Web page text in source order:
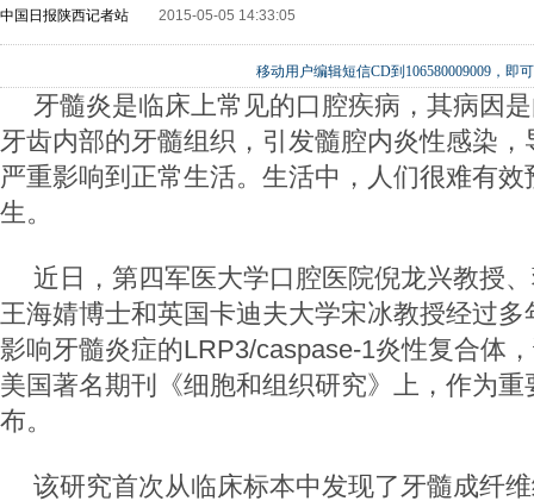
中国日报陕西记者站 2015-05-05 14:33:05
移动用户编辑短信CD到106580009009，即
牙髓炎是临床上常见的口腔疾病，其病因
牙齿内部的牙髓组织，引发髓腔内炎性感染
严重影响到正常生活。生活中，人们很难有
生。
近日，第四军医大学口腔医院倪龙兴教授
王海婧博士和英国卡迪夫大学宋冰教授经过
影响牙髓炎症的LRP3/caspase-1炎性复合体
美国著名期刊《细胞和组织研究》上，作为
布。
该研究首次从临床标本中发现了牙髓成纤